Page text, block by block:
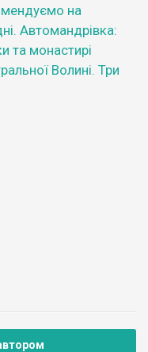
на
Автомандрівка:
та монастирі
Волині. Три